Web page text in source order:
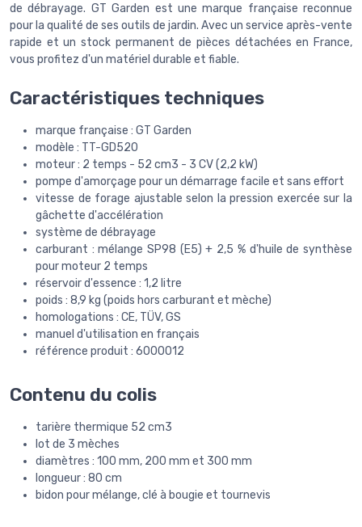
de débrayage. GT Garden est une marque française reconnue
pour la qualité de ses outils de jardin. Avec un service après-vente
rapide et un stock permanent de pièces détachées en France,
vous profitez d'un matériel durable et fiable.
Caractéristiques techniques
marque française : GT Garden
modèle : TT-GD520
moteur : 2 temps - 52 cm3 - 3 CV (2,2 kW)
pompe d'amorçage pour un démarrage facile et sans effort
vitesse de forage ajustable selon la pression exercée sur la
gâchette d'accélération
système de débrayage
carburant : mélange SP98 (E5) + 2,5 % d'huile de synthèse
pour moteur 2 temps
réservoir d'essence : 1,2 litre
poids : 8,9 kg (poids hors carburant et mèche)
homologations : CE, TÜV, GS
manuel d'utilisation en français
référence produit : 6000012
Contenu du colis
tarière thermique 52 cm3
lot de 3 mèches
diamètres : 100 mm, 200 mm et 300 mm
longueur : 80 cm
bidon pour mélange, clé à bougie et tournevis